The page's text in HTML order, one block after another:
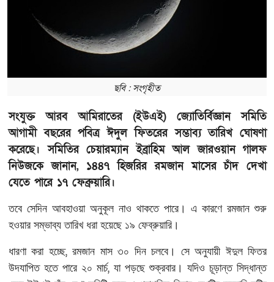
ছবি : সংগৃহীত
সংযুক্ত আরব আমিরাতের (ইউএই) জ্যোতির্বিজ্ঞান সমিতি
আগামী বছরের পবিত্র ঈদুল ফিতরের সম্ভাব্য তারিখ ঘোষণা
করেছে। সমিতির চেয়ারম্যান ইব্রাহিম আল জারওয়ান গালফ
নিউজকে জানান, ১৪৪৭ হিজরির রমজান মাসের চাঁদ দেখা
যেতে পারে ১৭ ফেব্রুয়ারি।
তবে সেদিন আবহাওয়া অনুকূল নাও থাকতে পারে। এ কারণে রমজান শুরু
হওয়ার সম্ভাব্য তারিখ ধরা হয়েছে ১৯ ফেব্রুয়ারি।
ধারণা করা হচ্ছে,রমজান মাস ৩০ দিন চলবে। সে অনুযায়ী ঈদুল ফিতর
উদযাপিত হতে পারে ২০ মার্চ, যা পড়ছে শুক্রবার। যদিও চূড়ান্ত সিদ্ধান্ত